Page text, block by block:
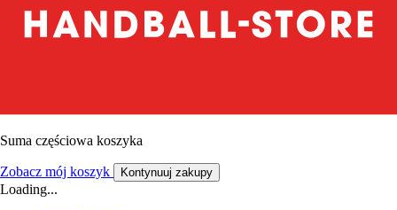
Suma częściowa koszyka
Zobacz mój koszyk Kontynuuj zakupy
Loading...